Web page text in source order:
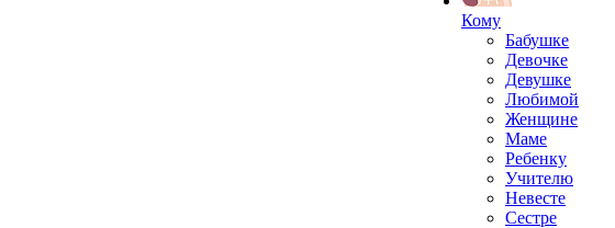
Кому
Бабушке
Девочке
Девушке
Любимой
Женщине
Маме
Ребенку
Учителю
Невесте
Сестре